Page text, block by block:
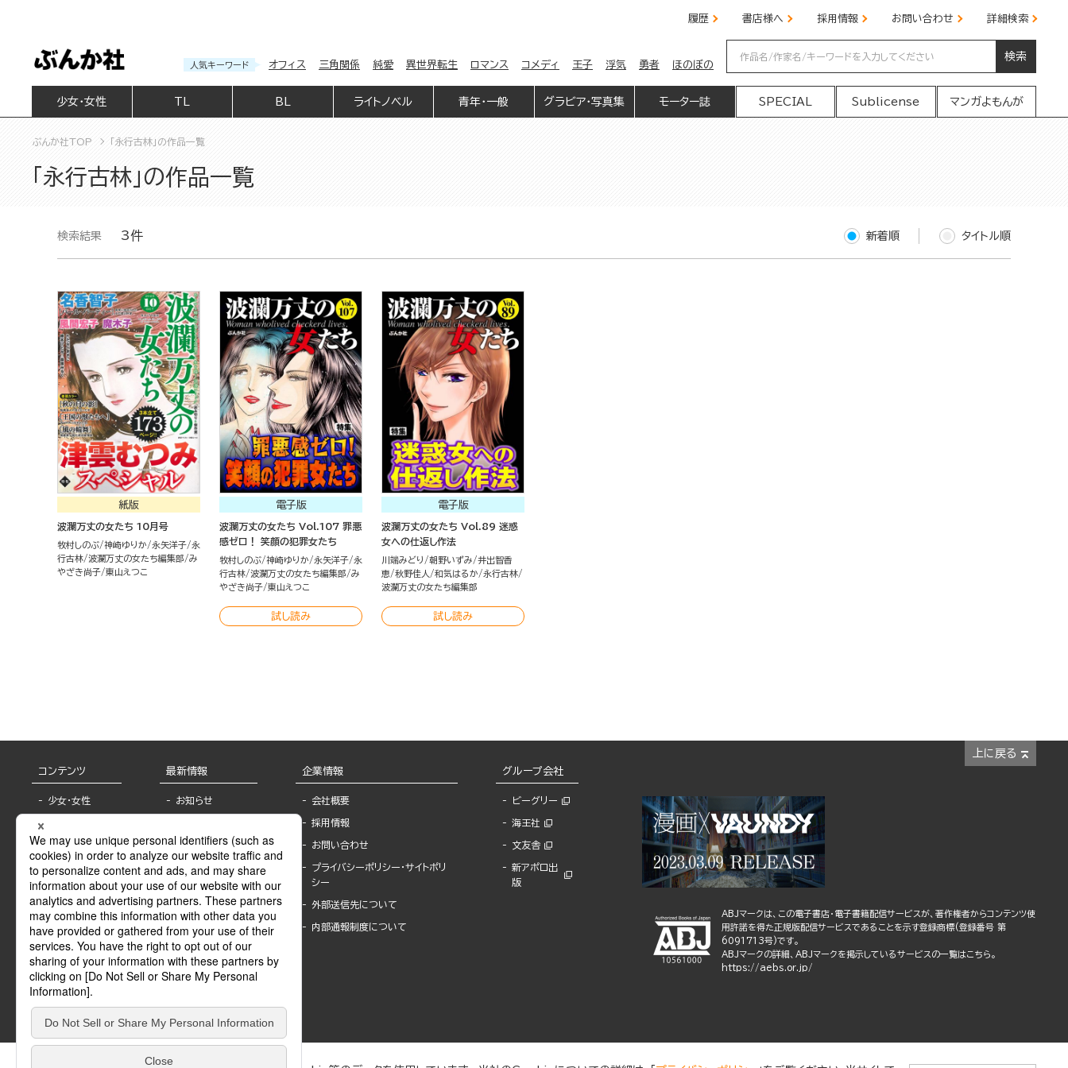
履歴 書店様へ 採用情報 お問い合わせ 詳細検索
人気キーワード オフィス 三角関係 純愛 異世界転生 ロマンス コメディ 王子 浮気 勇者 ほのぼの
検索
少女・女性 BL ライトノベル 青年・一般 グラビア・写真集 モーター誌 SPECIAL Sublicense マンガよもんが
ぶんか社TOP 「永行古林」の作品一覧
「永行古林」の作品一覧
検索結果 3件 新着順 タイトル順
紙版
波瀾万丈の女たち 10月号
牧村しのぶ 神崎ゆりか 永矢洋子 永
行古林 波瀾万丈の女たち編集部
み
やざき尚子 東山えつこ
電子版
波瀾万丈の女たち Vol.107 罪悪
感ゼロ！ 笑顔の犯罪女たち
牧村しのぶ 神崎ゆりか 永矢洋子 永
行古林 波瀾万丈の女たち編集部
み
やざき尚子 東山えつこ
試し読み
電子版
波瀾万丈の女たち Vol.89 迷惑
女への仕返し作法
川端みどり 朝野いずみ
井出智香
恵
秋野佳人 和気はるか
永行古林
波瀾万丈の女たち編集部
試し読み
上に戻る
コンテンツ
少女・女性
BL
ライトノベル
青年・一般
グラビア・写真
モーター誌
SPECIAL
Sublicense
最新情報
お知らせ
報
書店様へ
海外ライセンシー
公式SNSアカウ
ント
作家一覧
Keyword list
Author list
企業情報
会社概要
採用情報
お問い合わせ
プライバシーポリシー・サイトポリ
シー
外部送信先について
内部通報制度について
グループ会社
ビーグリー
海王社
文友舎
新アポロ出
版
ABJマークは、この電子書店・電子書籍配信サービスが、著作権者からコンテンツ使
用許諾を得た正規版配信サービスであることを示す登録商標(登録番号 第
6091713号)です。
ABJマークの詳細、ABJマークを掲示しているサービスの一覧はこちら。
https://aebs.or.jp/